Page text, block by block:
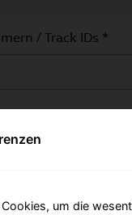
/ Track IDs *
um die